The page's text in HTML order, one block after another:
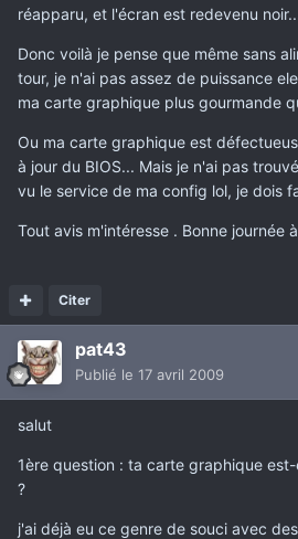
réapparu, et l'écran est redevenu
Donc voilà je pense que même sans
tour, je n'ai pas assez de puissance
ma carte graphique plus gourmande
Ou ma carte graphique est
à jour du BIOS... Mais je n'ai pas
vu le service de ma config lol, je dois
Tout avis m'intéresse . Bonne journée
Citer
pat43
Publié le 17 avril 2009
salut
1ère question : ta carte graphique
?
j'ai déjà eu ce genre de souci avec